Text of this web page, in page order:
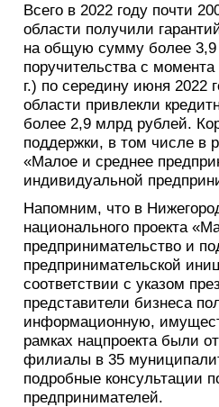
Всего в 2022 году почти
области получили
на общую сумму более
поручительства с
г.) по середину июня 2022
области привлекли
более 2,9 млрд рублей.
поддержки, в том числе в
«Малое и среднее
индивидуальной
Напомним, что в
национального проекта
предпринимательство и
предпринимательской
соответствии с указом
представители бизнеса
информационную,
рамках нацпроекта были
филиалы в 35
подробные консультации
предпринимателей.